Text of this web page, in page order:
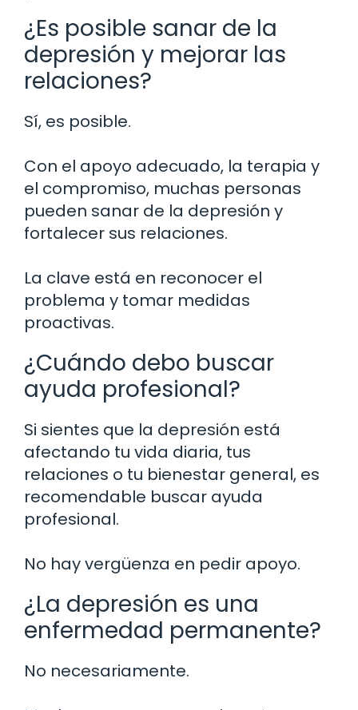
¿Es posible sanar de la
depresión y mejorar las
relaciones?
Sí, es posible.
Con el apoyo adecuado, la terapia y
el compromiso, muchas personas
pueden sanar de la depresión y
fortalecer sus relaciones.
La clave está en reconocer el
problema y tomar medidas
proactivas.
¿Cuándo debo buscar
ayuda profesional?
Si sientes que la depresión está
afectando tu vida diaria, tus
relaciones o tu bienestar general, es
recomendable buscar ayuda
profesional.
No hay vergüenza en pedir apoyo.
¿La depresión es una
enfermedad permanente?
No necesariamente.